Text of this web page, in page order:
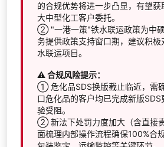
的合规优势将进一步凸显，有望获
大中型化工客户委托。
② "一港一策"铁水联运政策为中
务提供政策支持窗口期，建议积
水联运项目。
⚠️ 合规风险提示：
① 危化品SDS换版截止临近，需
口危化品的客户均已完成新版
验受阻。
② 新法下处罚力度加大（含直接
面梳理内部操作流程确保100%合